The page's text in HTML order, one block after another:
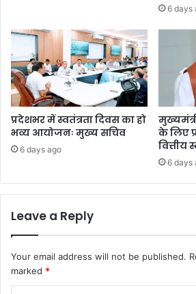
6 days
प्रदेशभर में स्वतंत्रता दिवस का हो
भव्य आयोजनः मुख्य सचिव
6 days ago
के लिए
वित्तीय
6 days
Leave a Reply
Your email address will not be published.
marked *